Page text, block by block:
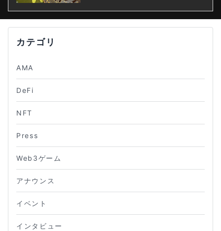
カテゴリ
AMA
DeFi
NFT
Press
Web3ゲーム
アナウンス
イベント
インタビュー